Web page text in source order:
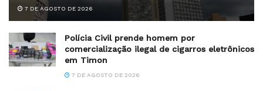
7 DE AGOSTO DE 2026
Polícia Civil prende homem por
comercialização ilegal de cigarros eletrônicos
em Timon
7 DE AGOSTO DE 2026